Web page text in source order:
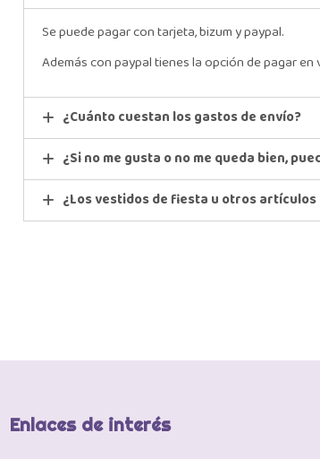
Se puede pagar con tarjeta, bizum y paypal.
Además con paypal tienes la opción de pagar
¿Cuánto cuestan los gastos de envío?
¿Si no me gusta o no me queda bien,
¿Los vestidos de fiesta u otros
Enlaces de interés